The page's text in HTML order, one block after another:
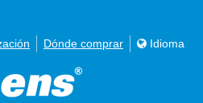
Dónde comprar Idioma